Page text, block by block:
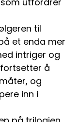
til
et enda mer
intriger og
å
og
inn i